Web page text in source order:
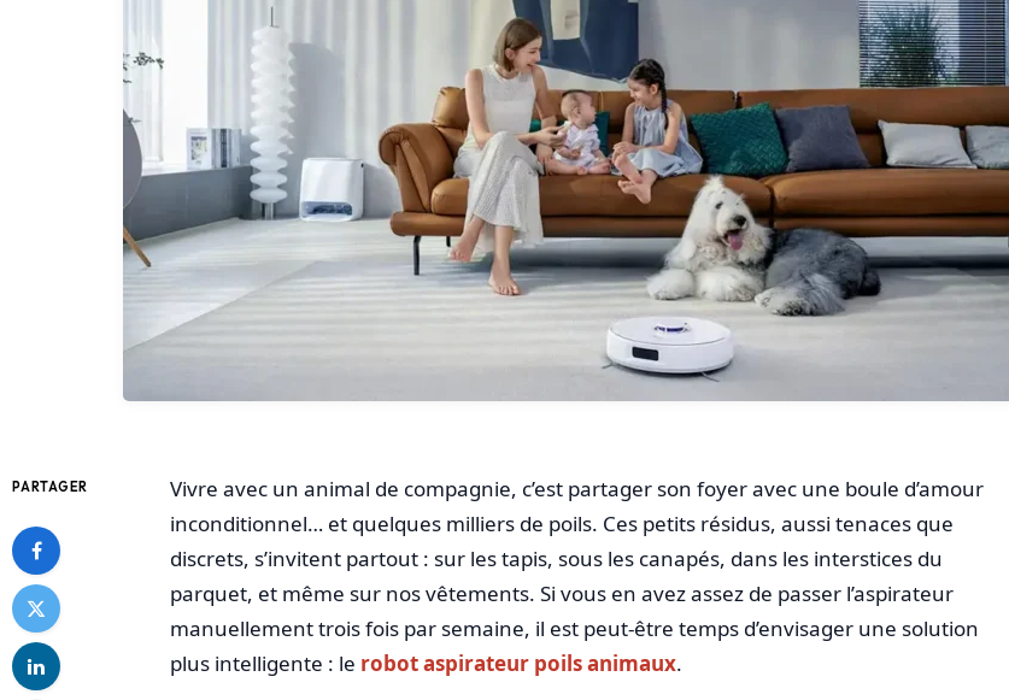
PARTAGER
Vivre avec un animal de compagnie, c’est partager son foyer avec une boule d’amour
inconditionnel… et quelques milliers de poils. Ces petits résidus, aussi tenaces que
discrets, s’invitent partout : sur les tapis, sous les canapés, dans les interstices du
parquet, et même sur nos vêtements. Si vous en avez assez de passer l’aspirateur
manuellement trois fois par semaine, il est peut-être temps d’envisager une solution
plus intelligente : le robot aspirateur poils animaux.